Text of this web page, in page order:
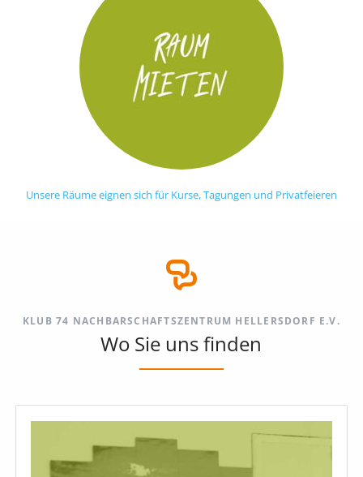
Unsere Räume eignen sich für Kurse, Tagungen und Privatfeieren
KLUB 74 NACHBARSCHAFTSZENTRUM HELLERSDORF E.V.
Wo Sie uns finden